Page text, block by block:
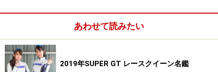
あわせて読みたい
2019年SUPER GT レースクイーン名鑑